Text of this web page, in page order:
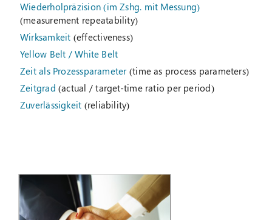
Wiederholpräzision (im Zshg. mit Messung)
(measurement repeatability)
Wirksamkeit (effectiveness)
Yellow Belt / White Belt
Zeit als Prozessparameter(time as process parameters)
Zeitgrad (actual / target-time ratio per period)
Zuverlässigkeit (reliability)